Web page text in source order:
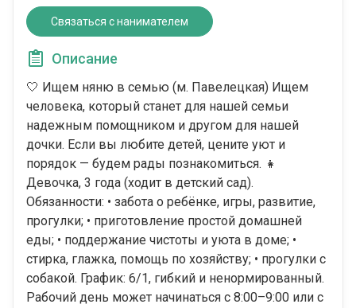
Связаться с нанимателем
Описание
🤍 Ищем няню в семью (м. Павелецкая) Ищем
человека, который станет для нашей семьи
надежным помощником и другом для нашей
дочки. Если вы любите детей, цените уют и
порядок — будем рады познакомиться. 👧
Девочка, 3 года (ходит в детский сад).
Обязанности: • забота о ребёнке, игры, развитие,
прогулки; • приготовление простой домашней
еды; • поддержание чистоты и уюта в доме; •
стирка, глажка, помощь по хозяйству; • прогулки с
собакой. График: 6/1, гибкий и ненормированный.
Рабочий день может начинаться с 8:00–9:00 или с